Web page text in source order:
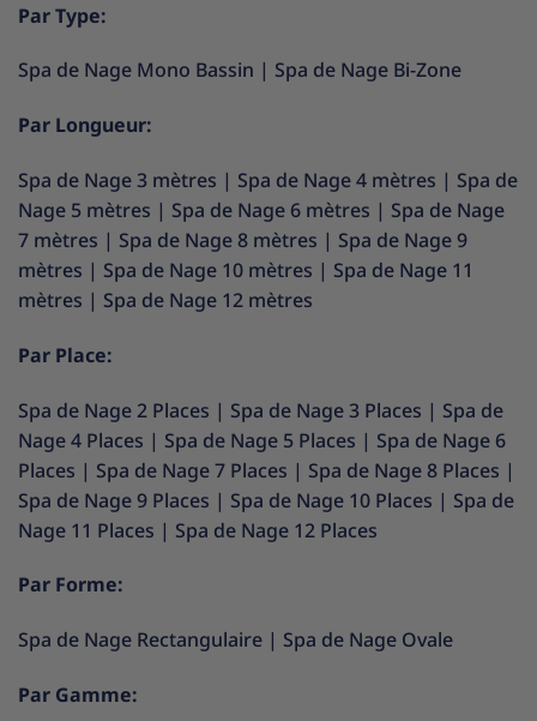
Par Type:
Spa de Nage Mono Bassin | Spa de Nage Bi-Zone
Par Longueur:
Spa de Nage 3 mètres | Spa de Nage 4 mètres | Spa de
Nage 5 mètres | Spa de Nage 6 mètres | Spa de Nage
7 mètres | Spa de Nage 8 mètres | Spa de Nage 9
mètres | Spa de Nage 10 mètres | Spa de Nage 11
mètres | Spa de Nage 12 mètres
Par Place:
Spa de Nage 2 Places | Spa de Nage 3 Places | Spa de
Nage 4 Places | Spa de Nage 5 Places | Spa de Nage 6
Places | Spa de Nage 7 Places | Spa de Nage 8 Places |
Spa de Nage 9 Places | Spa de Nage 10 Places | Spa de
Nage 11 Places | Spa de Nage 12 Places
Par Forme:
Spa de Nage Rectangulaire | Spa de Nage Ovale
Par Gamme: